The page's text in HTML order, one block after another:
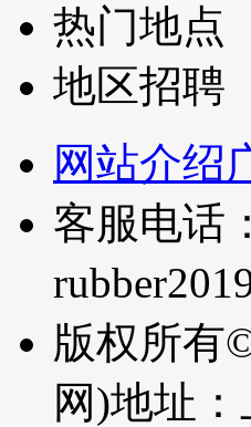
热门地点
地区招聘
网站介绍
客服电话
版权所有
网)地址：